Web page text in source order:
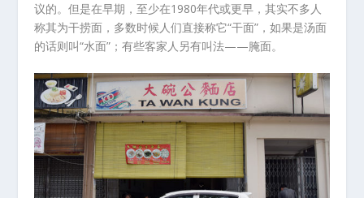
议的。但是在早期，至少在1980年代或更早，其实不多人
称其为干捞面，多数时候人们直接称它“干面”，如果是汤面
的话则叫“水面”；有些客家人另有叫法——腌面。